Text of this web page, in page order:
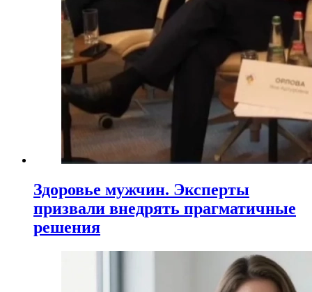
Здоровье мужчин. Эксперты
призвали внедрять прагматичные
решения